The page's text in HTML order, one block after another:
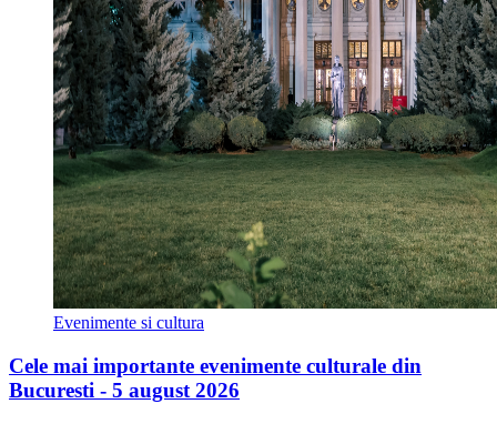
Evenimente si cultura
Cele mai importante evenimente culturale din
Bucuresti - 5 august 2026